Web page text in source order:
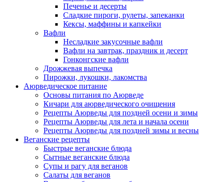
Печенье и десерты
Сладкие пироги, рулеты, запеканки
Кексы, маффины и капкейки
Вафли
Несладкие закусочные вафли
Вафли на завтрак, праздник и десерт
Гонконгские вафли
Дрожжевая выпечка
Пирожки, лукошки, лакомства
Аюрведическое питание
Основы питания по Аюрведе
Кичари для аюрведического очищения
Рецепты Аюрведы для поздней осени и зимы
Рецепты Аюрведы для лета и начала осени
Рецепты Аюрведы для поздней зимы и весны
Веганские рецепты
Быстрые веганские блюда
Сытные веганские блюда
Супы и рагу для веганов
Салаты для веганов